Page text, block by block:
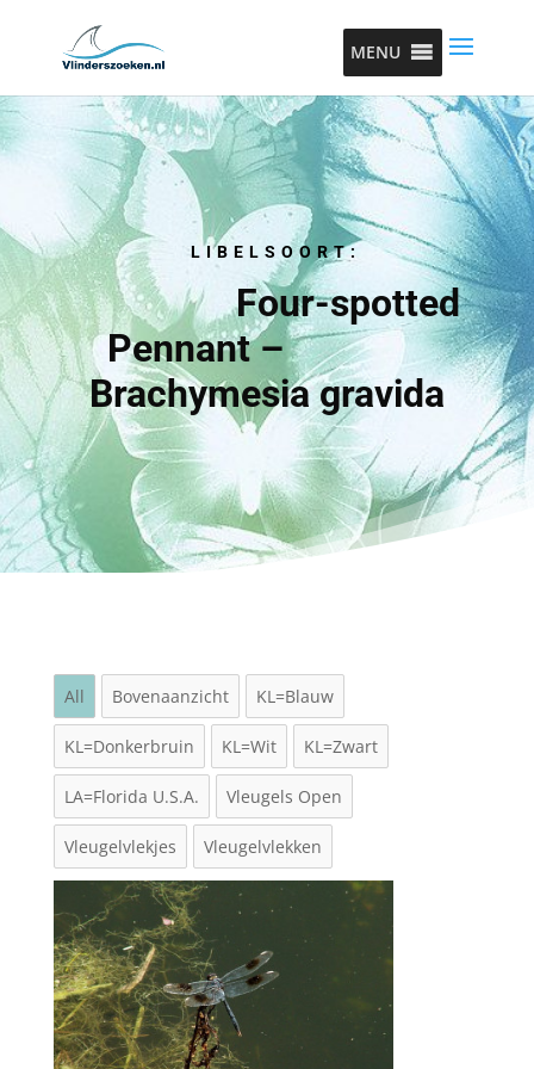
MENU
LIBELSOORT:
Four-spotted
Pennant –
Brachymesia gravida
All Bovenaanzicht KL=Blauw
KL=Donkerbruin KL=Wit KL=Zwart
LA=Florida U.S.A. Vleugels Open
Vleugelvlekjes Vleugelvlekken